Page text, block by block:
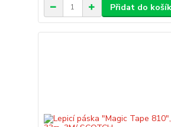
Přidat do